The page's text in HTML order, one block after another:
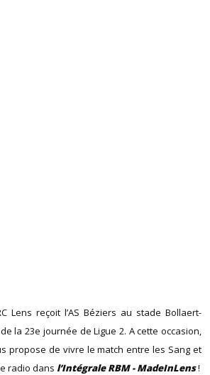
Lens reçoit l’AS Béziers au stade Bollaert-
la 23e journée de Ligue 2. A cette occasion,
propose de vivre le match entre les Sang et
radio dans l’Intégrale RBM - MadeInLens!